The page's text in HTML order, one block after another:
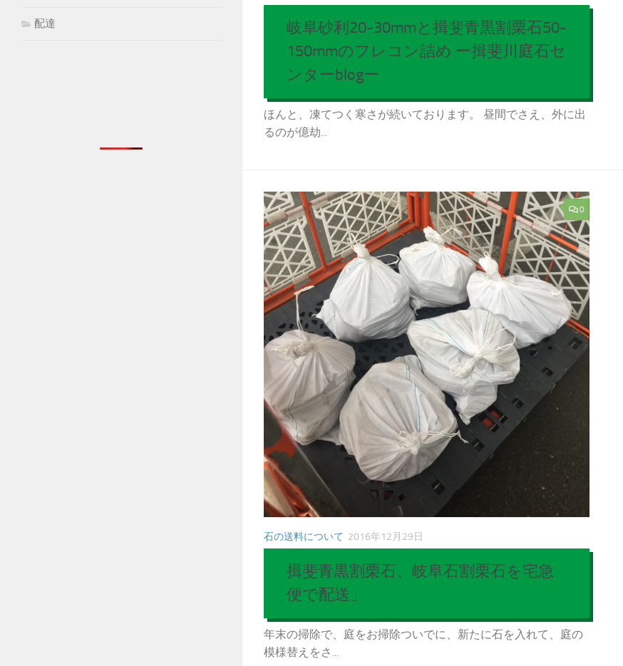
岐阜砂利20-30mmと揖斐青黒割栗石50-
150mmのフレコン詰め ー揖斐川庭石セ
ンターblogー
ほんと、凍てつく寒さが続いております。 昼間でさえ、外に出
るのが億劫...
0
石の送料について 2016年12月29日
揖斐青黒割栗石、岐阜石割栗石を宅急
便で配送」
年末の掃除で、庭をお掃除ついでに、新たに石を入れて、庭の
模様替えをさ...
配達